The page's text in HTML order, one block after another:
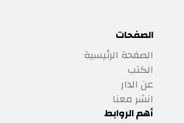
الصفحات
الصفحة الرئيسية
الكتب
عن الدار
انشر معنا
أهم الروابط